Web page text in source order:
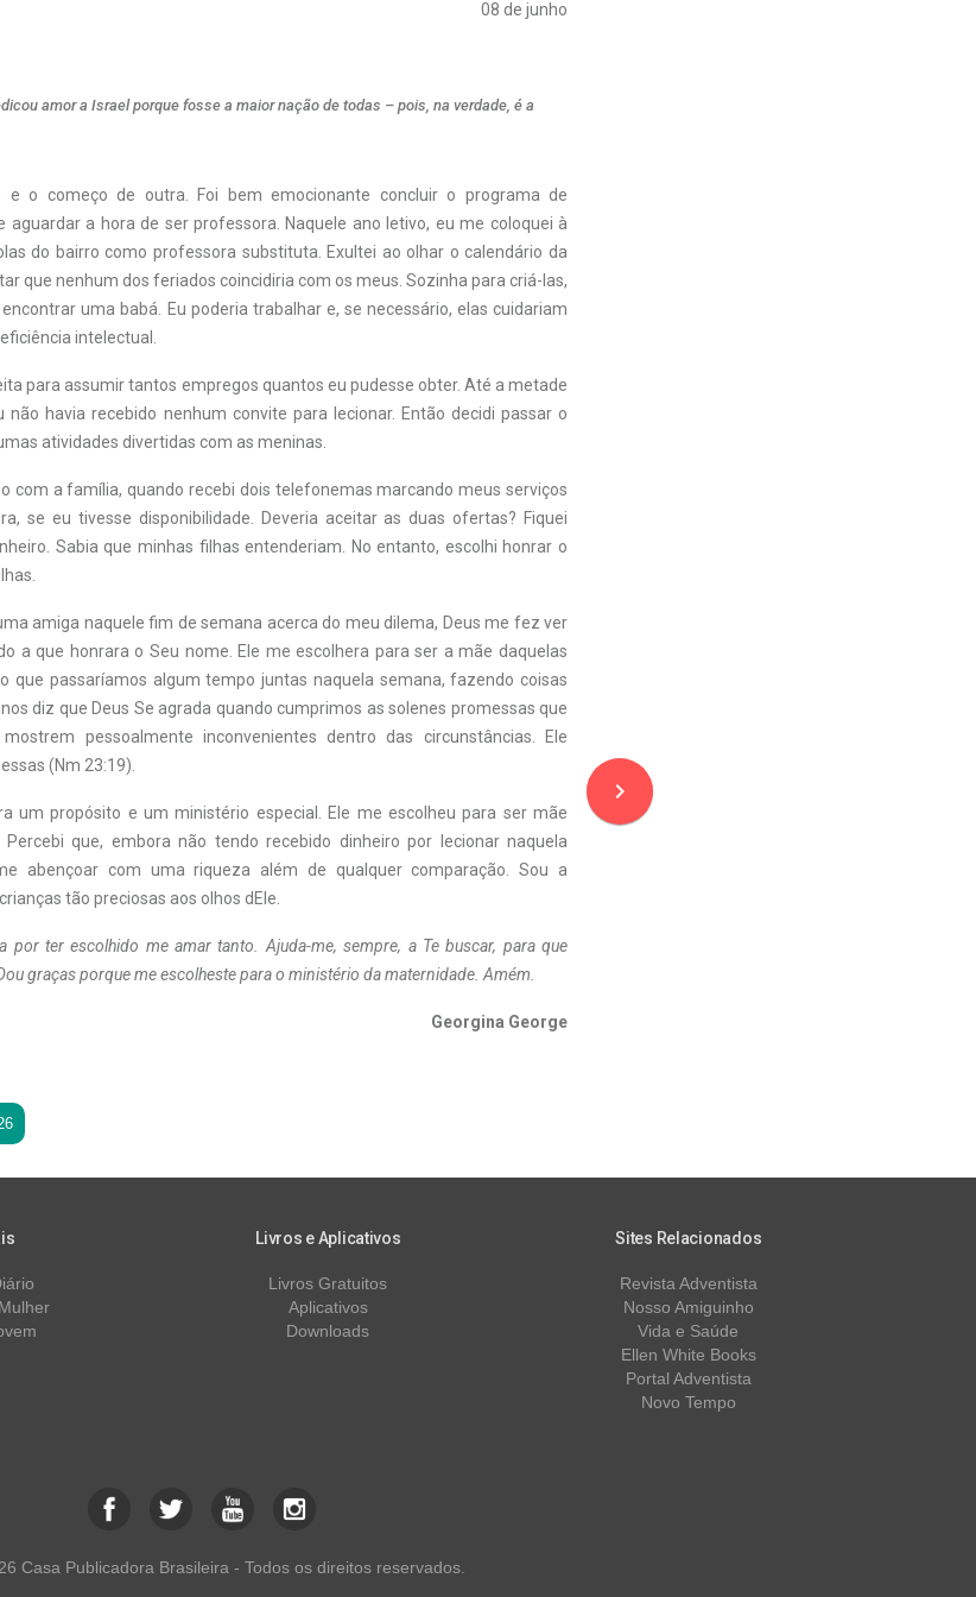
08 de junho
amor a Israel porque fosse a maior nação de todas – pois, na verdade, é a
o começo de outra. Foi bem emocionante concluir o programa de
aguardar a hora de ser professora. Naquele ano letivo, eu me coloquei à
do bairro como professora substituta. Exultei ao olhar o calendário da
que nenhum dos feriados coincidiria com os meus. Sozinha para criá-las,
uma babá. Eu poderia trabalhar e, se necessário, elas cuidariam
intelectual.
para assumir tantos empregos quantos eu pudesse obter. Até a metade
não havia recebido nenhum convite para lecionar. Então decidi passar o
atividades divertidas com as meninas.
com a família, quando recebi dois telefonemas marcando meus serviços
se eu tivesse disponibilidade. Deveria aceitar as duas ofertas? Fiquei
Sabia que minhas filhas entenderiam. No entanto, escolhi honrar o
amiga naquele fim de semana acerca do meu dilema, Deus me fez ver
a que honrara o Seu nome. Ele me escolhera para ser a mãe daquelas
que passaríamos algum tempo juntas naquela semana, fazendo coisas
diz que Deus Se agrada quando cumprimos as solenes promessas que
pessoalmente inconvenientes dentro das circunstâncias. Ele
(Nm 23:19).
um propósito e um ministério especial. Ele me escolheu para ser mãe
Percebi que, embora não tendo recebido dinheiro por lecionar naquela
abençoar com uma riqueza além de qualquer comparação. Sou a
tão preciosas aos olhos dEle.
por ter escolhido me amar tanto. Ajuda-me, sempre, a Te buscar, para que
graças porque me escolheste para o ministério da maternidade. Amém.
Georgina George
navigate_next
Livros e Aplicativos
Livros Gratuitos
Aplicativos
Downloads
Sites Relacionados
Revista Adventista
Nosso Amiguinho
Vida e Saúde
Ellen White Books
Portal Adventista
Novo Tempo
Casa Publicadora Brasileira - Todos os direitos reservados.